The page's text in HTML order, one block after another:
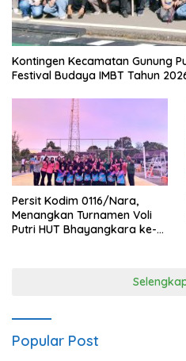
Kontingen Kecamatan Gunung
Festival Budaya IMBT Tahun
Persit Kodim 0116/Nara,
Menangkan Turnamen Voli
Putri HUT Bhayangkara ke-
Popular Post